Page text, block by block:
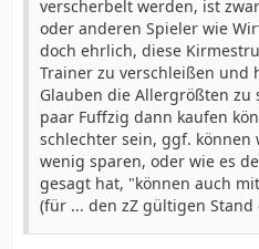
verscherbelt werden, ist
oder anderen Spieler wie
doch ehrlich, diese
Trainer zu verschleißen und
Glauben die Allergrößten
paar Fuffzig dann kaufen
schlechter sein, ggf. können
wenig sparen, oder wie es
gesagt hat, "können auch
(für ... den zZ gültigen Stand